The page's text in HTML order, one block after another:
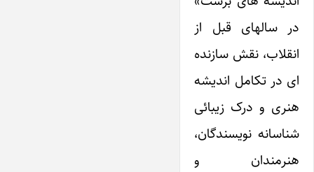
در سالهای قبل از
انقلاب، نقش سازنده
ای در تکامل اندیشه
هنری و درک زیبائی
شناسانه نویسندگان،
هنرمندان و